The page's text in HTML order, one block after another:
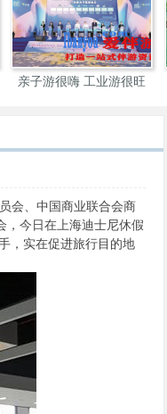
游客品尝地道汉味，武汉
会、中国商业联合会商
，今日在上海迪士尼休假
，实在促进旅行目的地